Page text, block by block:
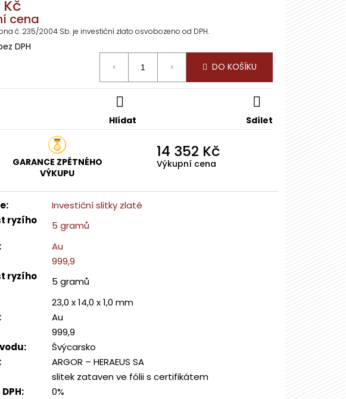
Kč
cena
č. 235/2004 Sb. je investiční zlato osvobozeno od DPH.
DPH
DO KOŠÍKU
Hlídat Sdílet
GARANCE ZPĚTNÉHO
VÝKUPU
14 352 Kč
Výkupní cena
:
Investiční slitky zlaté
ryzího
5 gramů
:
Au
999,9
ryzího
5 gramů
23,0 x 14,0 x 1,0 mm
:
Au
999,9
:
Švýcarsko
:
ARGOR – HERAEUS SA
slitek zataven ve fólii s certifikátem
:
0%
INVESTIČNÍ STŘÍBRNÝ SLITEK 1 OZ -
ARGOR HERAEUS
1 802 Kč